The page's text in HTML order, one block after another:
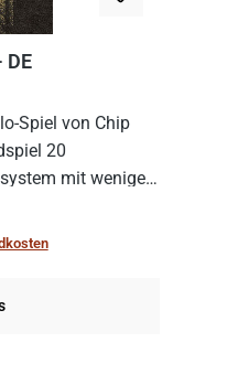
DE
Spiel von Chip
20
mit wenigen,
spielen, muss es
ergänzt werden.